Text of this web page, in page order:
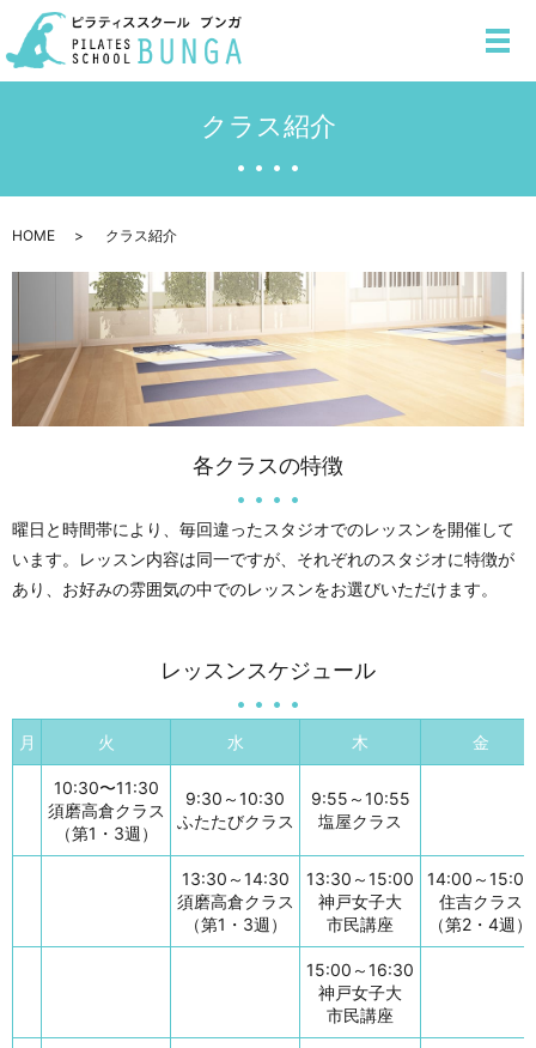
メ
クラス紹介
HOME クラス紹介
各クラスの特徴
曜日と時間帯により、毎回違ったスタジオでのレッスンを開催して
います。レッスン内容は同一ですが、それぞれのスタジオに特徴が
あり、お好みの雰囲気の中でのレッスンをお選びいただけます。
レッスンスケジュール
月 火 水 木 金
10:30〜11:30
須磨高倉クラス
（第1・3週）
9:30～10:30
ふたたびクラス
9:55～10:55
塩屋クラス
13:30～14:30
須磨高倉クラス
（第1・3週）
13:30～15:00
神戸女子大
市民講座
14:00～15:00
住吉クラス
（第2・4週）
15:00～16:30
神戸女子大
市民講座